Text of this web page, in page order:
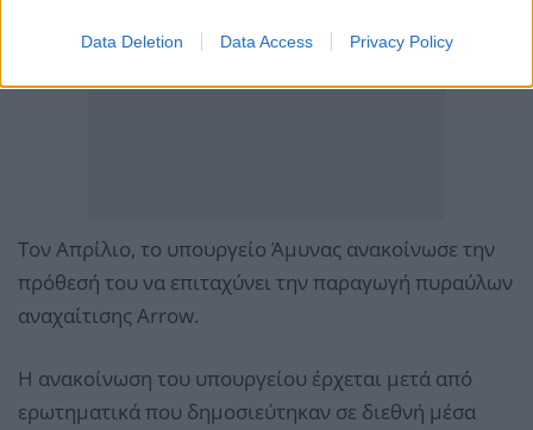
Data Deletion Data Access Privacy Policy
Τον Απρίλιο, το υπουργείο Άμυνας ανακοίνωσε την
πρόθεσή του να επιταχύνει την παραγωγή πυραύλων
αναχαίτισης Arrow.
Η ανακοίνωση του υπουργείου έρχεται μετά από
ερωτηματικά που δημοσιεύτηκαν σε διεθνή μέσα